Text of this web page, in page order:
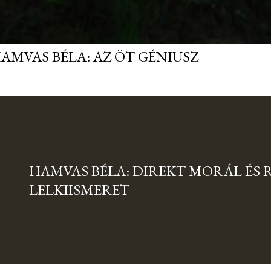
BÉLA: AZ ÖT GÉNIUSZ
HAMVAS BÉLA: DIREKT MORÁL ÉS
LELKIISMERET